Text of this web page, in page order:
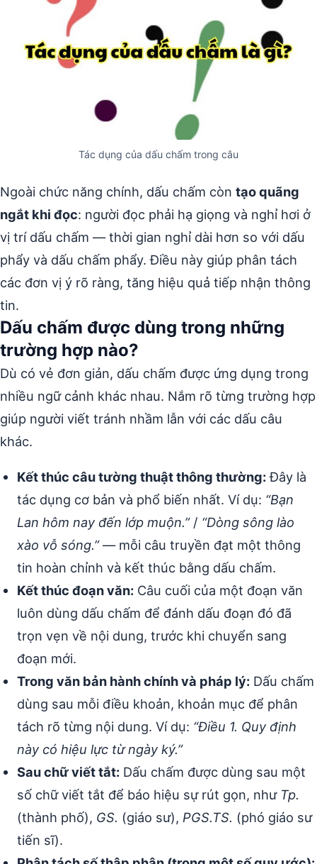
Tác dụng của dấu chấm trong câu
Ngoài chức năng chính, dấu chấm còn tạo quãng
ngắt khi đọc: người đọc phải hạ giọng và nghỉ hơi ở
vị trí dấu chấm — thời gian nghỉ dài hơn so với dấu
phẩy và dấu chấm phẩy. Điều này giúp phân tách
các đơn vị ý rõ ràng, tăng hiệu quả tiếp nhận thông
tin.
Dấu chấm được dùng trong những
trường hợp nào?
Dù có vẻ đơn giản, dấu chấm được ứng dụng trong
nhiều ngữ cảnh khác nhau. Nắm rõ từng trường hợp
giúp người viết tránh nhầm lẫn với các dấu câu
khác.
Kết thúc câu tường thuật thông thường:Đây là
tác dụng cơ bản và phổ biến nhất. Ví dụ: “Bạn
Lan hôm nay đến lớp muộn.”/ “Dòng sông lào
xào vỗ sóng.”— mỗi câu truyền đạt một thông
tin hoàn chỉnh và kết thúc bằng dấu chấm.
Kết thúc đoạn văn: Câu cuối của một đoạn văn
luôn dùng dấu chấm để đánh dấu đoạn đó đã
trọn vẹn về nội dung, trước khi chuyển sang
đoạn mới.
Trong văn bản hành chính và pháp lý: Dấu chấm
dùng sau mỗi điều khoản, khoản mục để phân
tách rõ từng nội dung. Ví dụ: “Điều 1. Quy định
này có hiệu lực từ ngày ký.”
Sau chữ viết tắt: Dấu chấm được dùng sau một
số chữ viết tắt để báo hiệu sự rút gọn, như Tp.
(thành phố), GS. (giáo sư), PGS.TS. (phó giáo sư
tiến sĩ).